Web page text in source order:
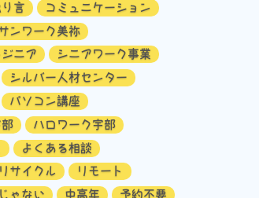
言
コミュニケーション
ンワーク美祢
ニア
シニアワーク事業
シルバー人材センター
パソコン講座
ハロワーク宇部
よくある相談
リサイクル
リモート
ゃない 中高年 予約不要